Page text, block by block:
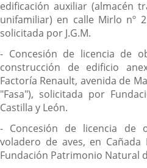
edificación auxiliar (almacén
unifamiliar) en calle Mirlo nº
solicitada por J.G.M.
- Concesión de licencia de
construcción de edificio
Factoría Renault, avenida de
"Fasa"), solicitada por
Castilla y León.
- Concesión de licencia de
voladero de aves, en
Fundación Patrimonio Natural